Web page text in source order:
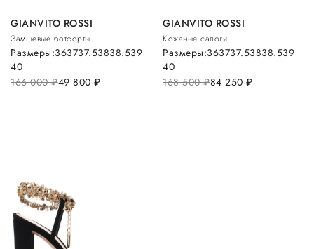
GIANVITO ROSSI
Замшевые ботфорты
166 000руб.49 800 руб.
Размеры:363737.53838.539
40
GIANVITO ROSSI
Кожаные сапоги
168 500руб.84 250руб.
Размеры:363737.53838.539
40